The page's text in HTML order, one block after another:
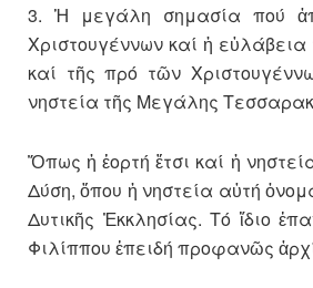
3. Ἡ μεγάλη σημασία πού
Χριστουγέννων καί ἡ
καί τῆς πρό τῶν
νηστεία τῆς Μεγάλης
Ὅπως ἡ ἑορτή ἔτσι καί ἡ
Δύση, ὅπου ἡ νηστεία αὐτή
Δυτικῆς Ἐκκλησίας. Τό ἴδιο
Φιλίππου ἐπειδή προφανῶς